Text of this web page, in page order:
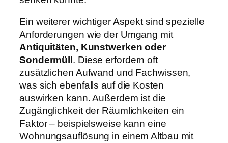
Ein weiterer wichtiger Aspekt sind spezielle
Anforderungen wie der Umgang mit
Antiquitäten, Kunstwerken oder
Sondermüll . Diese erfordern oft
zusätzlichen Aufwand und Fachwissen,
was sich ebenfalls auf die Kosten
auswirken kann. Außerdem ist die
Zugänglichkeit der Räumlichkeiten ein
Faktor – beispielsweise kann eine
Wohnungsauflösung in einem Altbau mit